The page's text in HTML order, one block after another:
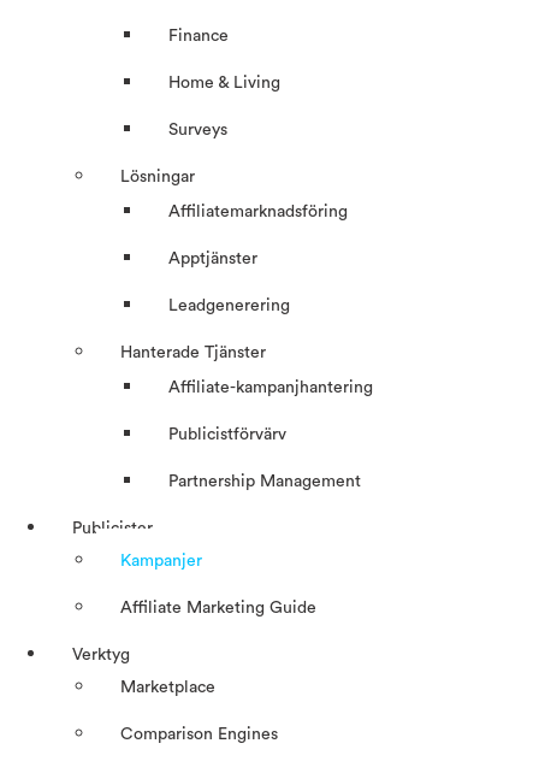
Finance
Home & Living
Surveys
Lösningar
Affiliatemarknadsföring
Apptjänster
Leadgenerering
Hanterade Tjänster
Affiliate-kampanjhantering
Publicistförvärv
Partnership Management
Publicister
Kampanjer
Affiliate Marketing Guide
Verktyg
Marketplace
Comparison Engines